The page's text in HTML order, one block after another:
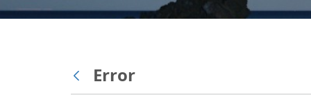
Vés enrere
Error